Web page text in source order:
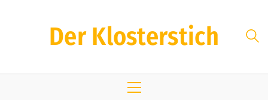
Der Klosterstich